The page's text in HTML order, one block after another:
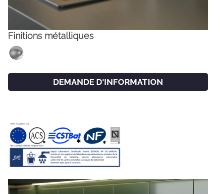
CAT ESP ENG FRA
Finitions métalliques
DEMANDE D'INFORMATION